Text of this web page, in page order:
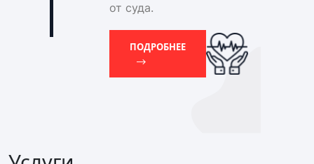
от суда.
ПОДРОБНЕЕ